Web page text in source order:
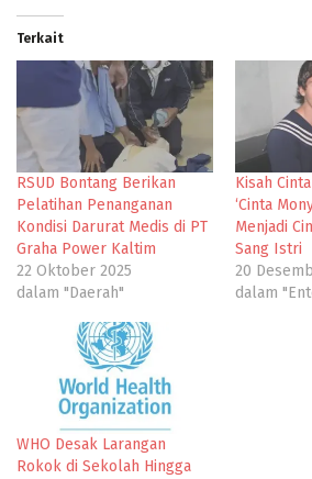
Terkait
RSUD Bontang Berikan
Pelatihan Penanganan
Kondisi Darurat Medis di PT
Graha Power Kaltim
22 Oktober 2025
dalam "Daerah"
Kisah
‘Cinta
Menjadi
Sang Istri
20
dalam
WHO Desak Larangan
Rokok di Sekolah Hingga